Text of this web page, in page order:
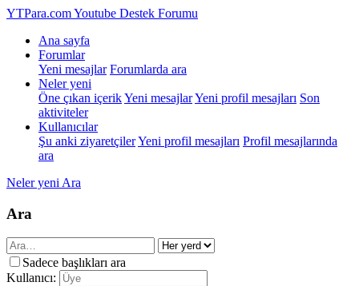
YTPara.comYoutube Destek Forumu
Ana sayfa
Forumlar
Yeni mesajlar Forumlarda ara
Neler yeni
Öne çıkan içerikYeni mesajlarYeni profil mesajları Son
aktiviteler
Kullanıcılar
Şu anki ziyaretçilerYeni profil mesajları Profil mesajlarında
ara
Neler yeni Ara
Ara
Sadece başlıkları ara
Kullanıcı: